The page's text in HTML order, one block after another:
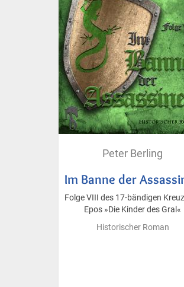
Peter Berling
Im Banne der
Folge VIII des 17-bändigen
Epos »Die Kinder des Gral«
Historischer Roman